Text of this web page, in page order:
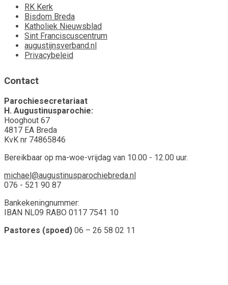
RK Kerk
Bisdom Breda
Katholiek Nieuwsblad
Sint Franciscuscentrum
augustijnsverband.nl
Privacybeleid
Contact
Parochiesecretariaat
H. Augustinusparochie:
Hooghout 67
4817 EA Breda
KvK nr 74865846
Bereikbaar op ma-woe-vrijdag van 10.00 - 12.00 uur.
michael@augustinusparochiebreda.nl
076 - 521 90 87
Bankekeningnummer:
IBAN NL09 RABO 0117 7541 10
Pastores (spoed) 06 – 26 58 02 11